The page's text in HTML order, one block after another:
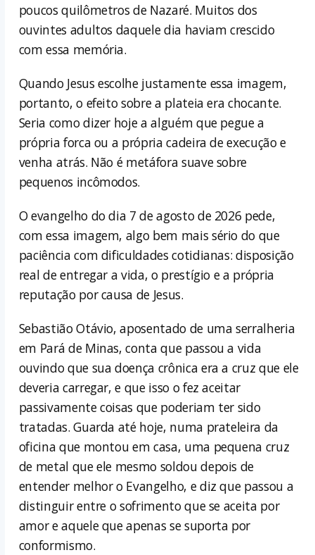
poucos quilômetros de Nazaré. Muitos dos
ouvintes adultos daquele dia haviam crescido
com essa memória.
Quando Jesus escolhe justamente essa imagem,
portanto, o efeito sobre a plateia era chocante.
Seria como dizer hoje a alguém que pegue a
própria forca ou a própria cadeira de execução e
venha atrás. Não é metáfora suave sobre
pequenos incômodos.
O evangelho do dia 7 de agosto de 2026 pede,
com essa imagem, algo bem mais sério do que
paciência com dificuldades cotidianas: disposição
real de entregar a vida, o prestígio e a própria
reputação por causa de Jesus.
Sebastião Otávio, aposentado de uma serralheria
em Pará de Minas, conta que passou a vida
ouvindo que sua doença crônica era a cruz que ele
deveria carregar, e que isso o fez aceitar
passivamente coisas que poderiam ter sido
tratadas. Guarda até hoje, numa prateleira da
oficina que montou em casa, uma pequena cruz
de metal que ele mesmo soldou depois de
entender melhor o Evangelho, e diz que passou a
distinguir entre o sofrimento que se aceita por
amor e aquele que apenas se suporta por
conformismo.